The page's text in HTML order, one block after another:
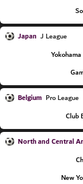
Japan J League
Belgium Pro League
Club
North and Central
New